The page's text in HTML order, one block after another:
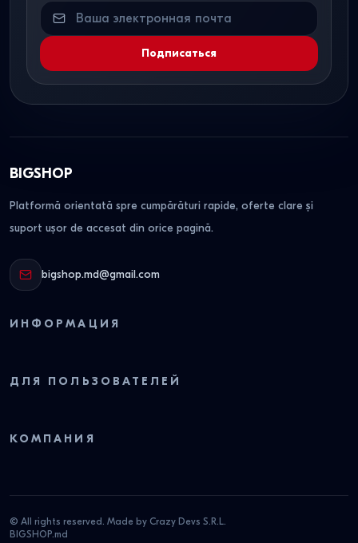
Подписаться
BIGSHOP
Platformă orientată spre cumpărături rapide, oferte clare și
suport ușor de accesat din orice pagină.
bigshop.md@gmail.com
ИНФОРМАЦИЯ
ДЛЯ ПОЛЬЗОВАТЕЛЕЙ
КОМПАНИЯ
© All rights reserved. Made by Crazy Devs S.R.L.
BIGSHOP.md